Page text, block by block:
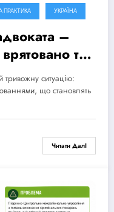
ПРАКТИКА УКРАЇНА
–
та
ситуацію:
що становлять
Читати Далі